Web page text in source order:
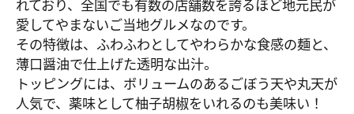
れており、全国でも有数の店舗数を誇るほど地元民が
愛してやまないご当地グルメなのです。
その特徴は、ふわふわとしてやわらかな食感の麺と、
薄口醤油で仕上げた透明な出汁。
トッピングには、ボリュームのあるごぼう天や丸天が
人気で、薬味として柚子胡椒をいれるのも美味い！